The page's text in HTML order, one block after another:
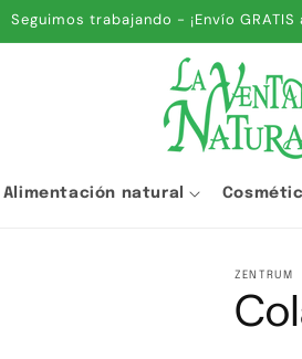
Seguimos trabajando - ¡Envío
Alimentación natural
ZENTRUM